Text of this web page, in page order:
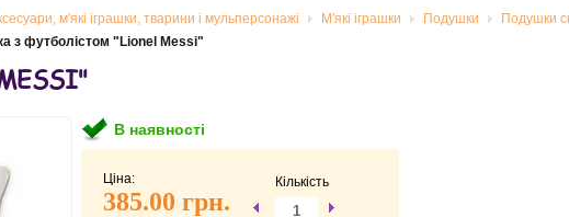
м'які іграшки, тварини і мульперсонажі М'які іграшки Подушки Подушки
з футболістом "Lionel Messi"
В наявності
Ціна:
385.00 грн.
Кількість